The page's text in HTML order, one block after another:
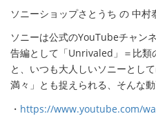
ソニーショップさとうち の 中村
ソニーは公式のYouTubeチャン
告編として「Unrivaled」＝比類
と、いつも大人しいソニーとし
満々」とも捉えられる、そんな動
・ https://www.youtube.com/